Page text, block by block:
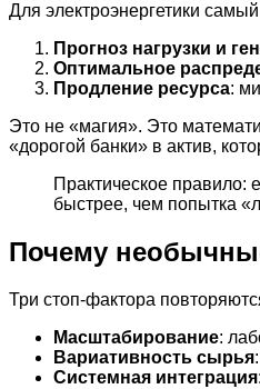
Для электроэнергетики
Прогноз нагрузки и
Оптимальное
Продление ресурса:
Это не «магия». Это
«дорогой банки» в актив,
Практическое правило:
быстрее, чем попытка
Почему
Три стоп-фактора
Масштабирование:
Вариативность сырья
Системная интеграция